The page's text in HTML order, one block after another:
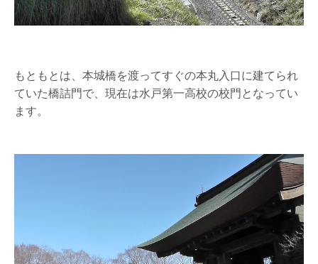
もともとは、本城橋を渡ってすぐの本丸入口に建てられ
ていた橋詰門で、現在は水戸第一高校の校門となってい
ます。